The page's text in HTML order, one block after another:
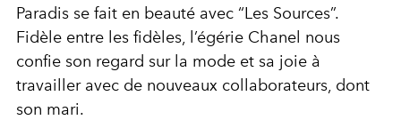
Paradis se fait en beauté avec “Les Sources”.
Fidèle entre les fidèles, l’égérie Chanel nous
confie son regard sur la mode et sa joie à
travailler avec de nouveaux collaborateurs, dont
son mari.